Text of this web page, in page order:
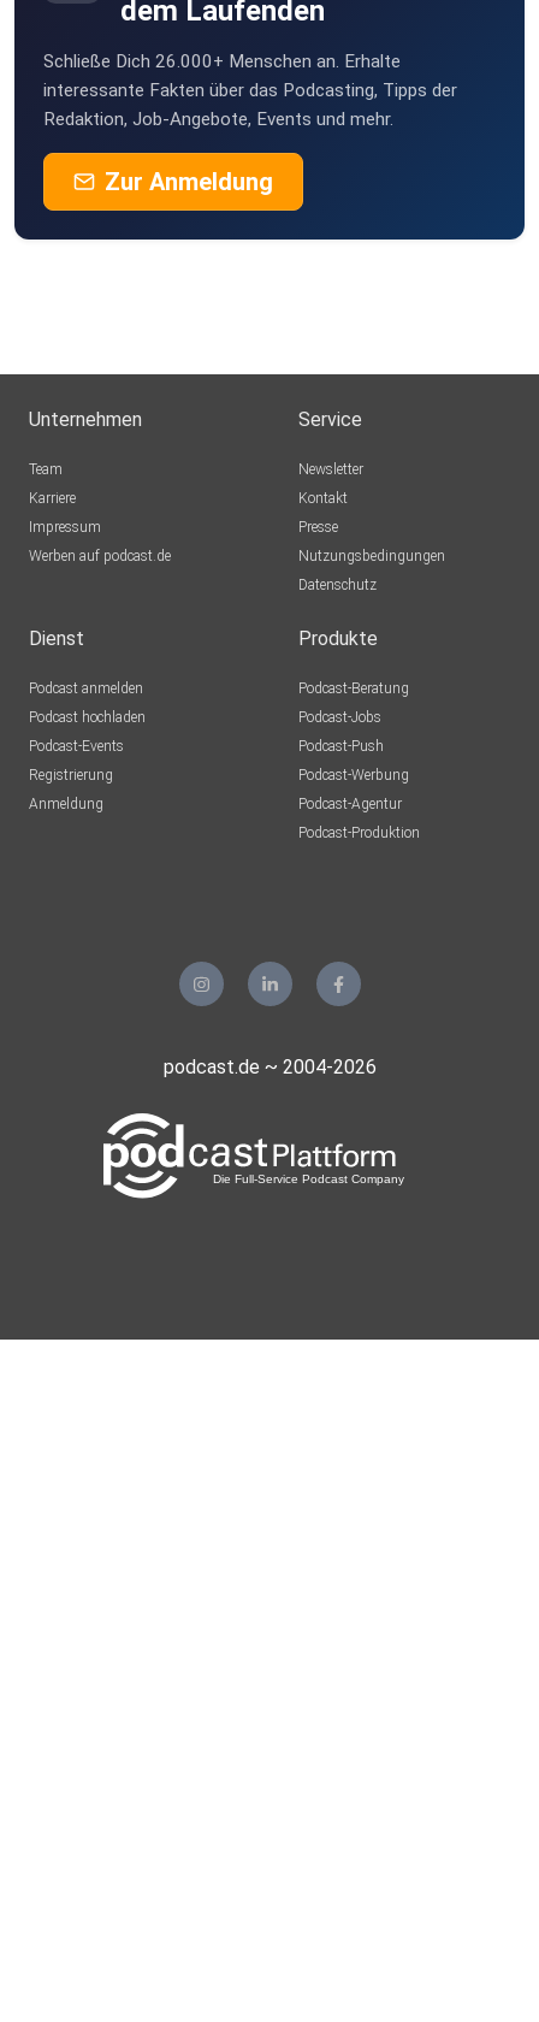
Weissach
dem Laufenden
Schließe Dich 26.000+ Menschen an. Erhalte
interessante Fakten über das Podcasting, Tipps der
Redaktion, Job-Angebote, Events und mehr.
Zur Anmeldung
Unternehmen
Team
Karriere
Impressum
Werben auf podcast.de
Service
Newsletter
Kontakt
Presse
Nutzungsbedingungen
Datenschutz
Dienst
Podcast anmelden
Podcast hochladen
Podcast-Events
Registrierung
Anmeldung
Produkte
Podcast-Beratung
Podcast-Jobs
Podcast-Push
Podcast-Werbung
Podcast-Agentur
Podcast-Produktion
podcast.de ~ 2004-2026